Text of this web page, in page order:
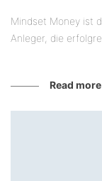
Mindset Money ist
Anleger, die
Read more